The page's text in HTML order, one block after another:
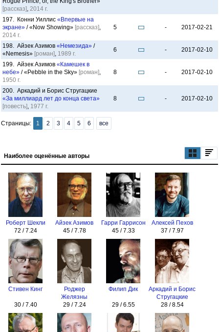
[рассказ], 2014 г.
197. Конни Уиллис «Впервые на
экране» / «Now Showing» [рассказ],
2014 г.
5 - 2017-02-21
198. Айзек Азимов «Немезида» /
«Nemesis» [роман], 1989 г.
6 - 2017-02-10
199. Айзек Азимов «Камешек в
небе» / «Pebble in the Sky» [роман],
1950 г.
8 - 2017-02-10
200. Аркадий и Борис Стругацкие
«За миллиард лет до конца света»
[повесть], 1977 г.
8 - 2017-02-10
Страницы: 1 2 3 4 5 6 все
Наиболее оценённые авторы
Роберт Шекли
72 / 7.24
Айзек Азимов
45 / 7.78
Гарри Гаррисон
45 / 7.33
Алексей Пехов
37 / 7.97
Стивен Кинг
30 / 7.40
Роджер
Желязны
29 / 7.24
Филип Дик
29 / 6.55
Аркадий и Борис
Стругацкие
28 / 8.54